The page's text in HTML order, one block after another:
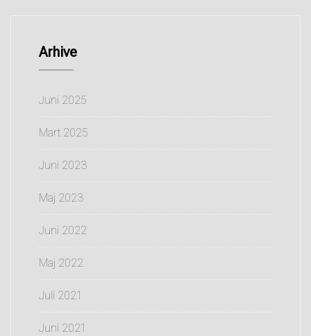
Arhive
Juni 2025
Mart 2025
Juni 2023
Maj 2023
Juni 2022
Maj 2022
Juli 2021
Juni 2021